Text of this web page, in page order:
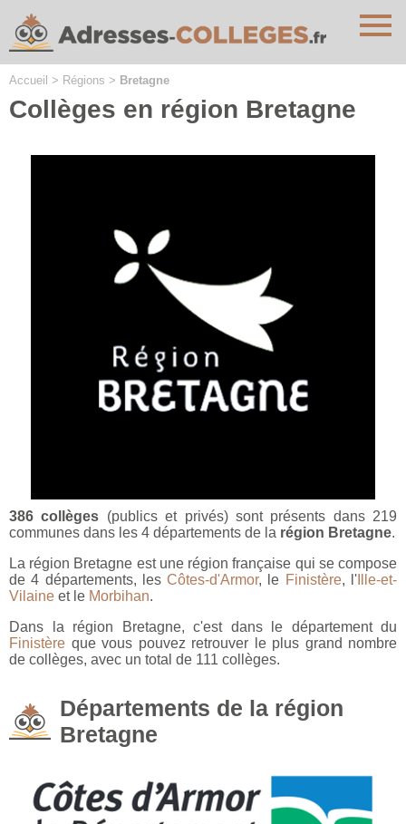
Accueil > Régions > Bretagne
Collèges en région Bretagne
386 collèges (publics et privés) sont présents dans 219
communes dans les 4 départements de la région Bretagne.
La région Bretagne est une région française qui se compose
de 4 départements, lesCôtes-d'Armor, le Finistère, l' Ille-et-
Vilaine et le Morbihan.
Dans la région Bretagne, c'est dans le département du
Finistère que vous pouvez retrouver le plus grand nombre
de collèges, avec un total de 111 collèges.
Départements de la région
Bretagne